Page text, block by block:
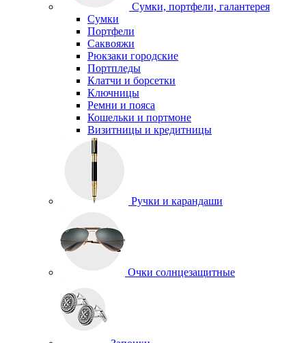
Сумки, портфели, галантерея
Сумки
Портфели
Саквояжи
Рюкзаки городские
Портпледы
Клатчи и борсетки
Ключницы
Ремни и пояса
Кошельки и портмоне
Визитницы и кредитницы
Ручки и карандаши
Очки солнцезащитные